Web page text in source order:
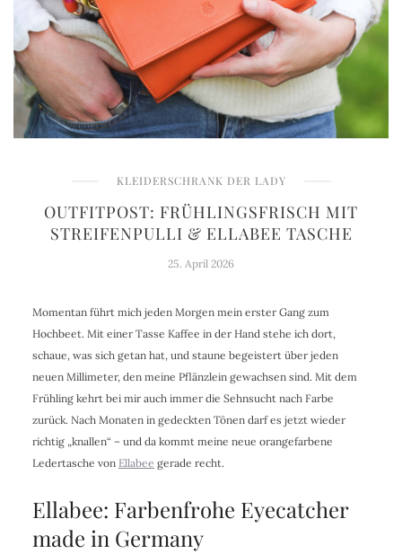
KLEIDERSCHRANK DER LADY
OUTFITPOST: FRÜHLINGSFRISCH MIT
STREIFENPULLI & ELLABEE TASCHE
25. April 2026
Momentan führt mich jeden Morgen mein erster Gang zum
Hochbeet. Mit einer Tasse Kaffee in der Hand stehe ich dort,
schaue, was sich getan hat, und staune begeistert über jeden
neuen Millimeter, den meine Pflänzlein gewachsen sind. Mit dem
Frühling kehrt bei mir auch immer die Sehnsucht nach Farbe
zurück. Nach Monaten in gedeckten Tönen darf es jetzt wieder
richtig „knallen“ – und da kommt meine neue orangefarbene
Ledertasche von Ellabee gerade recht.
Ellabee: Farbenfrohe Eyecatcher
made in Germany